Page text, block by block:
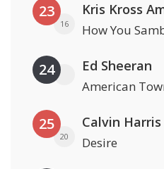
23
16 How You
24 Ed Sheeran
American
25
20
Calvin
Desire